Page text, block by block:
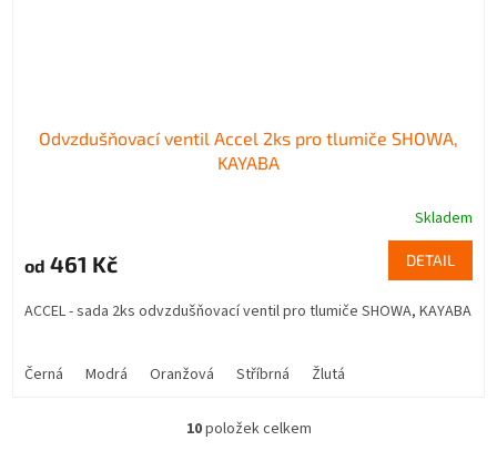
Odvzdušňovací ventil Accel 2ks pro tlumiče SHOWA,
KAYABA
Skladem
od 461 Kč DETAIL
ACCEL - sada 2ks odvzdušňovací ventil pro tlumiče SHOWA, KAYABA
Černá Modrá Oranžová Stříbrná Žlutá
O
10položek celkem